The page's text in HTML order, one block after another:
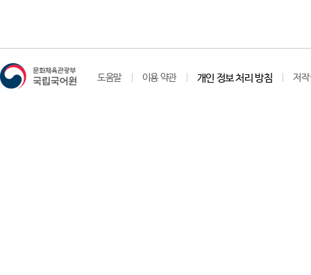
도움말 이용 약관 개인 정보 처리 방침 저